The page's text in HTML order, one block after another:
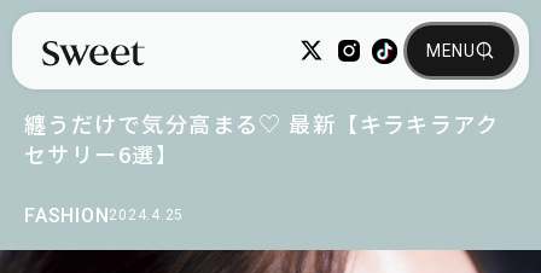
FASHION2024.4.25
纏うだけで気分高まる♡ 最新【キラキラアク
セサリー6選】